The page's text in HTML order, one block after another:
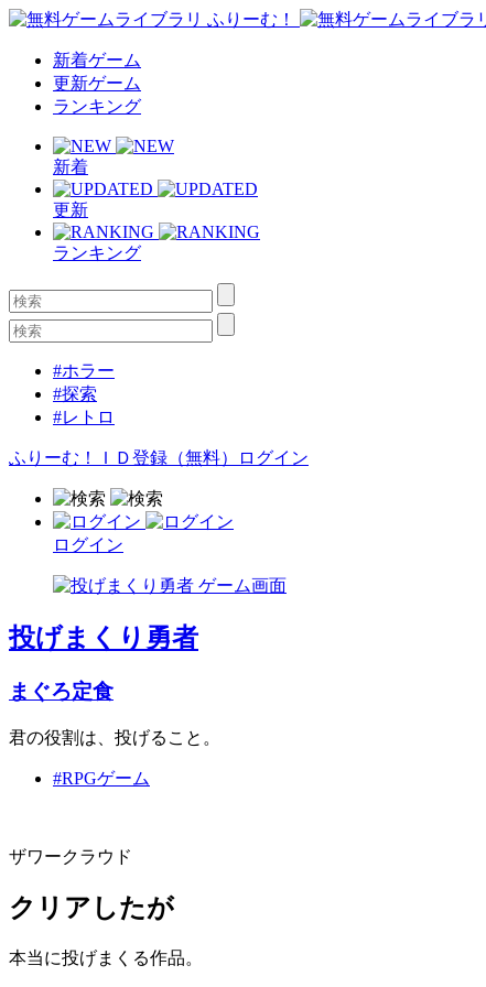
新着ゲーム
更新ゲーム
ランキング
新着
更新
ランキング
#ホラー
#探索
#レトロ
ふりーむ！ＩＤ登録（無料） ログイン
ログイン
投げまくり勇者
まぐろ定食
君の役割は、投げること。
#RPGゲーム
ザワークラウド
クリアしたが
本当に投げまくる作品。